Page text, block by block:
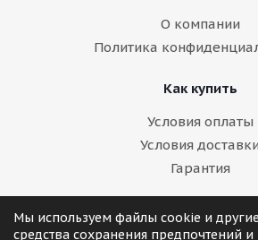
О компании
Политика
Как купить
Условия оплаты
Условия доставки
Гарантия
Мы используем файлы cookie и другие
средства сохранения предпочтений и